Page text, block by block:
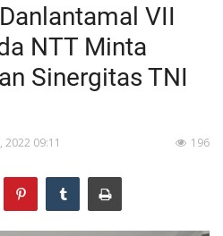
VII
NTT Minta
Sinergitas TNI
2022 09:11 196